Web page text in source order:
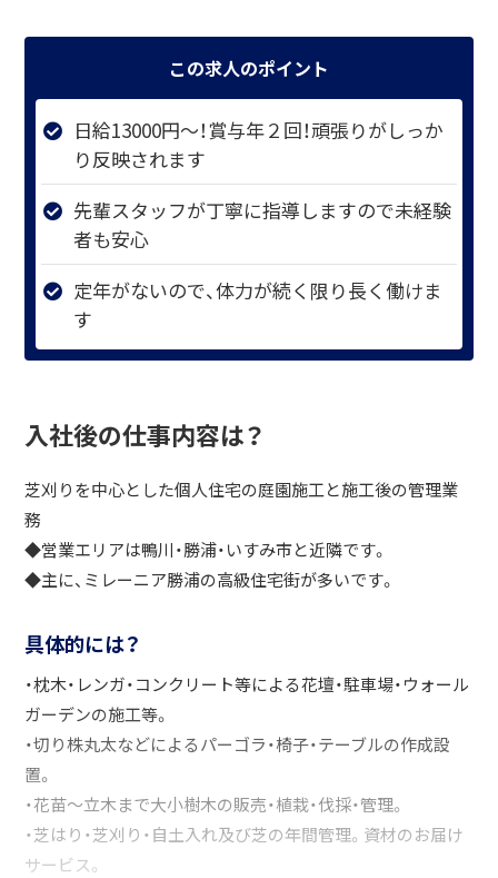
この求人のポイント
日給13000円～！賞与年２回！頑張りがしっか
り反映されます
先輩スタッフが丁寧に指導しますので未経験
者も安心
定年がないので、体力が続く限り長く働けま
す
入社後の仕事内容は？
芝刈りを中心とした個人住宅の庭園施工と施工後の管理業
務
◆営業エリアは鴨川・勝浦・いすみ市と近隣です。
◆主に、ミレーニア勝浦の高級住宅街が多いです。
具体的には？
・枕木・レンガ・コンクリート等による花壇・駐車場・ウォール
ガーデンの施工等。
・切り株丸太などによるパーゴラ・椅子・テーブルの作成設
置。
・花苗～立木まで大小樹木の販売・植栽・伐採・管理。
・芝はり・芝刈り・自土入れ及び芝の年間管理。資材のお届け
サービス。